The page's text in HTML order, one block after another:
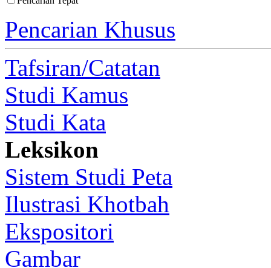
Pencarian Khusus
Tafsiran/Catatan
Studi Kamus
Studi Kata
Leksikon
Sistem Studi Peta
Ilustrasi Khotbah
Ekspositori
Gambar